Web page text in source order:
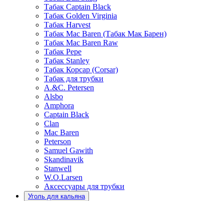
Табак Captain Black
Табак Golden Virginia
Табак Harvest
Табак Mac Baren (Табак Мак Барен)
Табак Mac Baren Raw
Табак Pepe
Табак Stanley
Табак Корсар (Corsar)
Табак для трубки
A.&C. Petersen
Alsbo
Amphora
Captain Black
Clan
Mac Baren
Peterson
Samuel Gawith
Skandinavik
Stanwell
W.O.Larsen
Аксессуары для трубки
Уголь для кальяна